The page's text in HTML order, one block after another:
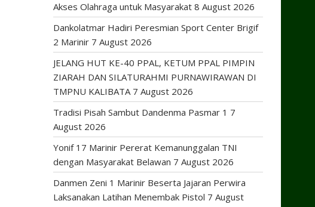
Akses Olahraga untuk Masyarakat 8 August 2026
Dankolatmar Hadiri Peresmian Sport Center Brigif
2 Marinir 7 August 2026
JELANG HUT KE-40 PPAL, KETUM PPAL PIMPIN
ZIARAH DAN SILATURAHMI PURNAWIRAWAN DI
TMPNU KALIBATA 7 August 2026
Tradisi Pisah Sambut Dandenma Pasmar 1 7
August 2026
Yonif 17 Marinir Pererat Kemanunggalan TNI
dengan Masyarakat Belawan 7 August 2026
Danmen Zeni 1 Marinir Beserta Jajaran Perwira
Laksanakan Latihan Menembak Pistol 7 August